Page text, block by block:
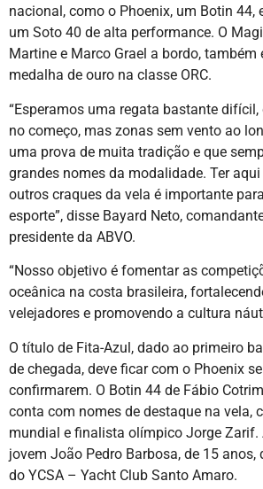
nacional, como o Phoenix, um Botin 44,
um Soto 40 de alta performance. O
Martine e Marco Grael a bordo,
medalha de ouro na classe ORC.
“Esperamos uma regata bastante
no começo, mas zonas sem vento ao
uma prova de muita tradição e que
grandes nomes da modalidade. Ter
outros craques da vela é importante
esporte”, disse Bayard Neto,
presidente da ABVO.
“Nosso objetivo é fomentar as
oceânica na costa brasileira,
velejadores e promovendo a cultura
O título de Fita-Azul, dado ao primeiro
de chegada, deve ficar com o Phoenix
confirmarem. O Botin 44 de Fábio
conta com nomes de destaque na vela,
mundial e finalista olímpico Jorge
jovem João Pedro Barbosa, de 15 anos,
do YCSA – Yacht Club Santo Amaro.